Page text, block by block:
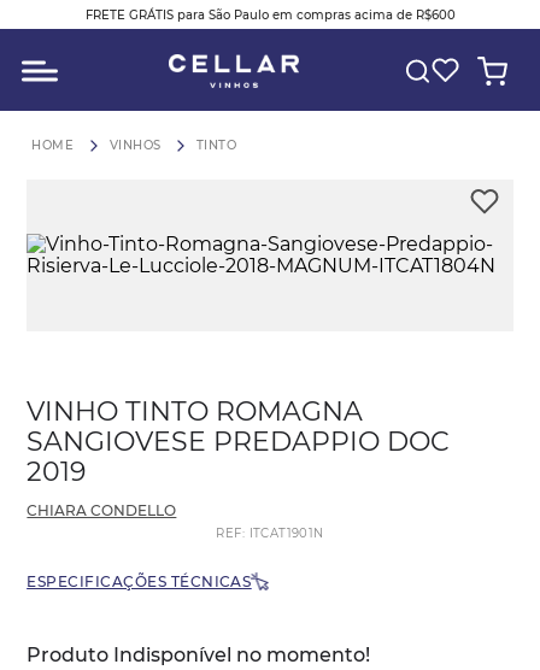
FRETE GRÁTIS para São Paulo em compras acima de R$600
VINHOS TINTO
VINHO TINTO ROMAGNA
SANGIOVESE PREDAPPIO DOC
2019
CHIARA CONDELLO
REF: ITCAT1901N
ESPECIFICAÇÕES TÉCNICAS
Produto Indisponível no momento!